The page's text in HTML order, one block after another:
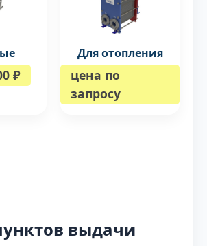
₽
Для отопления
цена по
запросу
выдачи